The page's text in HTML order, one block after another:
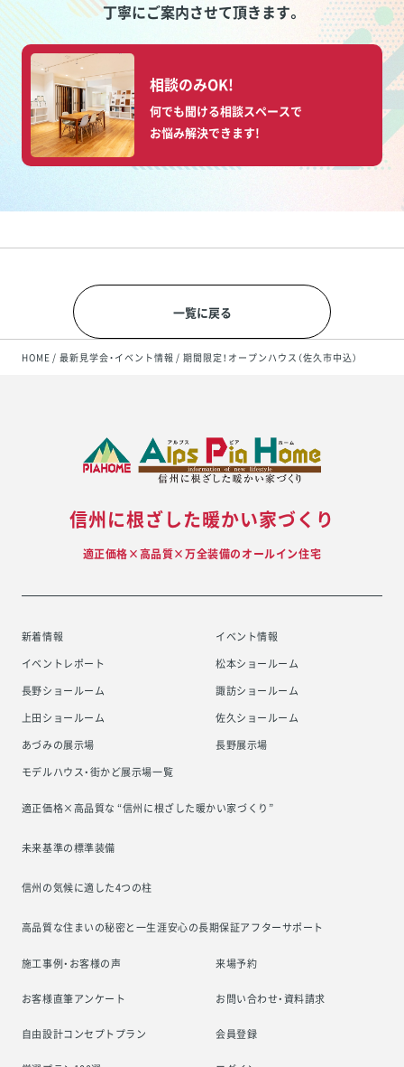
HOME 最新見学会・イベント情報 期間限定！オープンハウス（佐久市中込）
丁寧にご案内させて頂きます。
相談のみOK!
何でも聞ける相談スペースで
お悩み解決できます!
一覧に戻る
信州に根ざした暖かい家づくり
適正価格×高品質×万全装備のオールイン住宅
新着情報
イベント情報
イベントレポート
松本ショールーム
長野ショールーム
諏訪ショールーム
上田ショールーム
佐久ショールーム
あづみの展示場
長野展示場
モデルハウス・街かど展示場一覧
適正価格×高品質な “信州に根ざした暖かい家づくり”
未来基準の標準装備
信州の気候に適した4つの柱
高品質な住まいの秘密と一生涯安心の長期保証アフターサポート
施工事例・お客様の声
お客様直筆アンケート
自由設計コンセプトプラン
来場予約
お問い合わせ・資料請求
会員登録